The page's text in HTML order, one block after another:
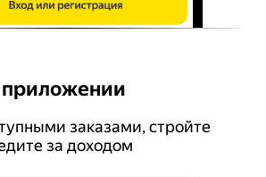
приложении
заказами, стройте
за доходом